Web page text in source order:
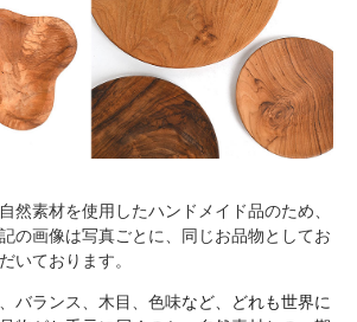
然素材を使用したハンドメイド品のため、
の画像は写真ごとに、同じお品物としてお
いております。
バランス、木目、色味など、どれも世界に